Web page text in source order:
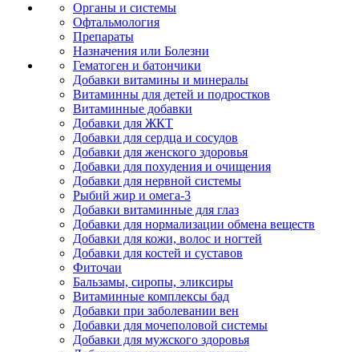
Органы и системы
Офтальмология
Препараты
Назначения или Болезни
Гематоген и батончики
Добавки витамины и минералы
Витаминны для детей и подростков
Витаминные добавки
Добавки для ЖКТ
Добавки для сердца и сосудов
Добавки для женского здоровья
Добавки для похудения и очищения
Добавки для нервной системы
Рыбий жир и омега-3
Добавки витаминные для глаз
Добавки для нормализации обмена веществ
Добавки для кожи, волос и ногтей
Добавки для костей и суставов
Фиточаи
Бальзамы, сиропы, эликсиры
Витаминные комплексы бад
Добавки при заболевании вен
Добавки для мочеполовой системы
Добавки для мужского здоровья